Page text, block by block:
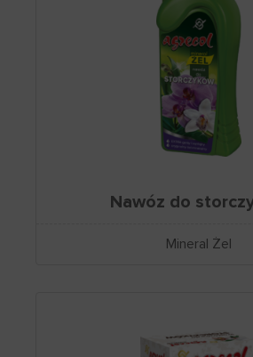
Nawóz do
Mineral Żel